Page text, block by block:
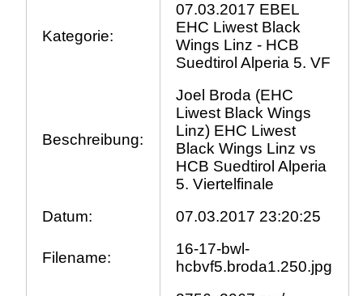
Kategorie:
07.03.2017 EBEL
EHC Liwest Black
Wings Linz - HCB
Suedtirol Alperia 5. VF
Beschreibung:
Joel Broda (EHC
Liwest Black Wings
Linz) EHC Liwest
Black Wings Linz vs
HCB Suedtirol Alperia
5. Viertelfinale
Datum:
07.03.2017 23:20:25
Filename:
16-17-bwl-
hcbvf5.broda1.250.jpg